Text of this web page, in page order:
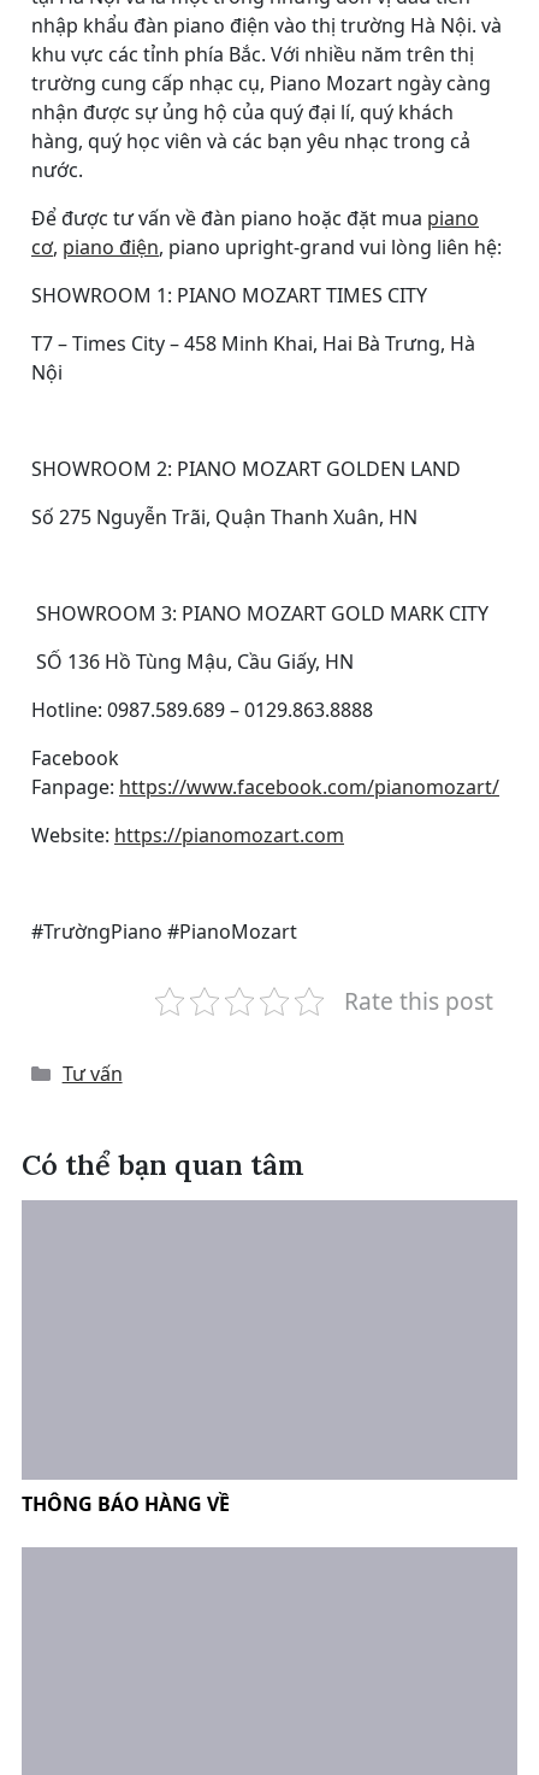
nhập khẩu đàn piano điện vào thị trường Hà Nội. và
khu vực các tỉnh phía Bắc. Với nhiều năm trên thị
trường cung cấp nhạc cụ, Piano Mozart ngày càng
nhận được sự ủng hộ của quý đại lí, quý khách
hàng, quý học viên và các bạn yêu nhạc trong cả
nước.
Để được tư vấn về đàn piano hoặc đặt mua piano
cơ, piano điện, piano upright-grand vui lòng liên hệ:
SHOWROOM 1: PIANO MOZART TIMES CITY
T7 – Times City – 458 Minh Khai, Hai Bà Trưng, Hà
Nội
SHOWROOM 2: PIANO MOZART GOLDEN LAND
Số 275 Nguyễn Trãi, Quận Thanh Xuân, HN
SHOWROOM 3: PIANO MOZART GOLD MARK CITY
SỐ 136 Hồ Tùng Mậu, Cầu Giấy, HN
Hotline: 0987.589.689 – 0129.863.8888
Facebook
Fanpage: https://www.facebook.com/pianomozart/
Website: https://pianomozart.com
#TrườngPiano #PianoMozart
Rate this post
Categories
Tư vấn
Có thể bạn quan tâm
THÔNG BÁO HÀNG VỀ